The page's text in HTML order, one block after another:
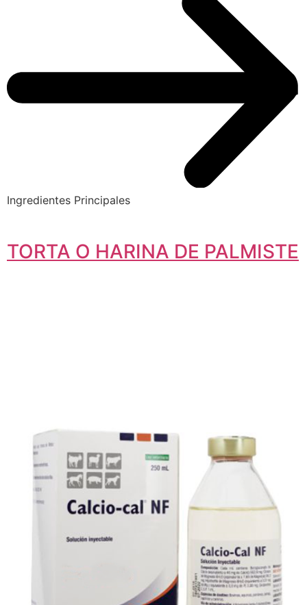
Ingredientes Principales
TORTA O HARINA DE PALMISTE